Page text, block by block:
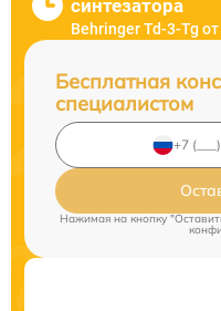
синтезатора
Behringer Td-3-Tg
Бесплатная
специалистом
Нажимая на кнопку